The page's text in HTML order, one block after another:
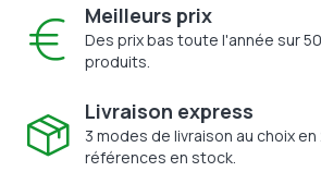
Meilleurs prix
Des prix bas toute l'année sur
produits.
Livraison express
3 modes de livraison au choix
références en stock.